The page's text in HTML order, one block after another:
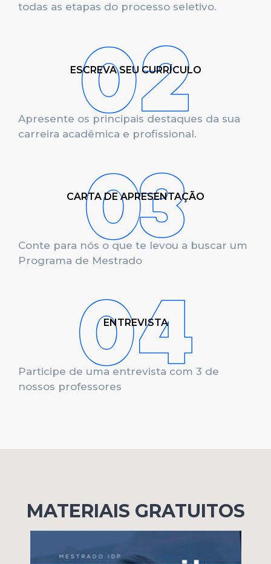
todas as etapas do processo seletivo.
ESCREVA SEU CURRÍCULO
Apresente os principais destaques da sua
carreira acadêmica e profissional.
CARTA DE APRESENTAÇÃO
Conte para nós o que te levou a buscar um
Programa de Mestrado
ENTREVISTA
Participe de uma entrevista com 3 de
nossos professores
MATERIAIS GRATUITOS